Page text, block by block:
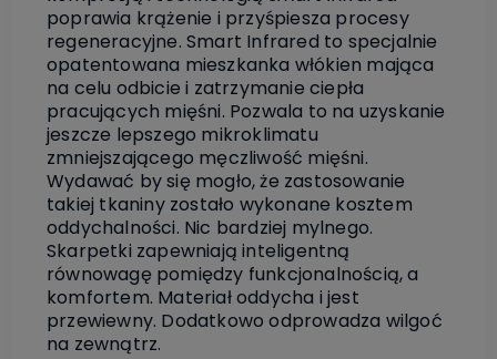
poprawia krążenie i przyśpiesza procesy
regeneracyjne. Smart Infrared to specjalnie
opatentowana mieszkanka włókien mająca
na celu odbicie i zatrzymanie ciepła
pracujących mięśni. Pozwala to na uzyskanie
jeszcze lepszego mikroklimatu
zmniejszającego męczliwość mięśni.
Wydawać by się mogło, że zastosowanie
takiej tkaniny zostało wykonane kosztem
oddychalności. Nic bardziej mylnego.
Skarpetki zapewniają inteligentną
równowagę pomiędzy funkcjonalnością, a
komfortem. Materiał oddycha i jest
przewiewny. Dodatkowo odprowadza wilgoć
na zewnątrz.